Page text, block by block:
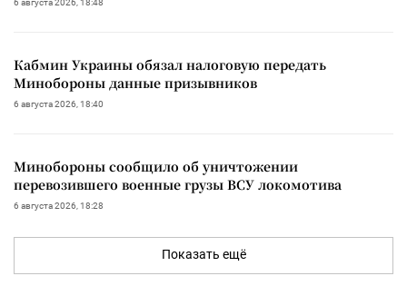
Кабмин Украины обязал налоговую передать
Минобороны данные призывников
6 августа 2026, 18:40
Минобороны сообщило об уничтожении
перевозившего военные грузы ВСУ локомотива
6 августа 2026, 18:28
Показать ещё